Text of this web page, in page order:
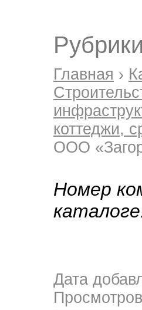
Главная ›
коттеджи,
ООО
Номер
Дата